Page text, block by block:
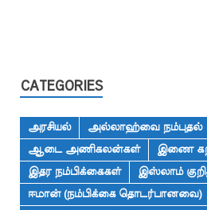
CATEGORIES
அரசியல்
அல்லாஹ்வை நம்புதல்
ஆடை அணிகலன்கள்
இணை
இதர நம்பிக்கைகள்
இஸ்லாம்
ஈமான் (நம்பிக்கை தொடர்பானவை)